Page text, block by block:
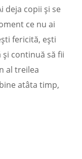
deja copii și se
ce nu ai
fericită, ești
continuă să fii
al treilea
atâta timp,